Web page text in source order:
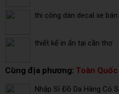
thi công dán decal xe
thiết kế in ấn tại cần thơ
Cùng địa phương: Toàn
Nhập Sỉ Đồ Da Hàng Có